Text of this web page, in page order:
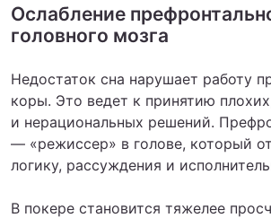
Ослабление
головного мозга
Недостаток сна нарушает работу
коры. Это ведет к принятию
и нерациональных решений.
— «режиссер» в голове, который
логику, рассуждения и
В покере становится тяжелее